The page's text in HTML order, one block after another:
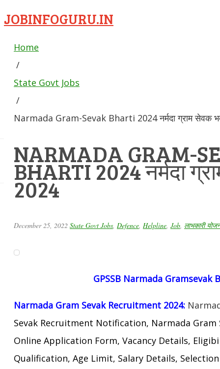
JOBINFOGURU.IN
Home
/
State Govt Jobs
/
Narmada Gram-Sevak Bharti 2024 नर्मदा ग्राम सेवक
NARMADA GRAM-
BHARTI 2024 नर्मदा
2024
December 25, 2022 State Govt Jobs Defence Helpline Job लाभकारी
GPSSB Narmada Gramsevak
Narmada Gram Sevak Recruitment 2024:
Sevak Recruitment Notification, Narmada Gram
Online Application Form, Vacancy Details,
Qualification, Age Limit, Salary Details,